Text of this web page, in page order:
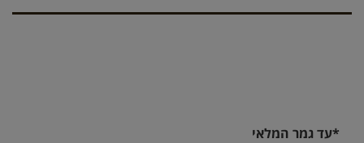
*עד גמר המלאי